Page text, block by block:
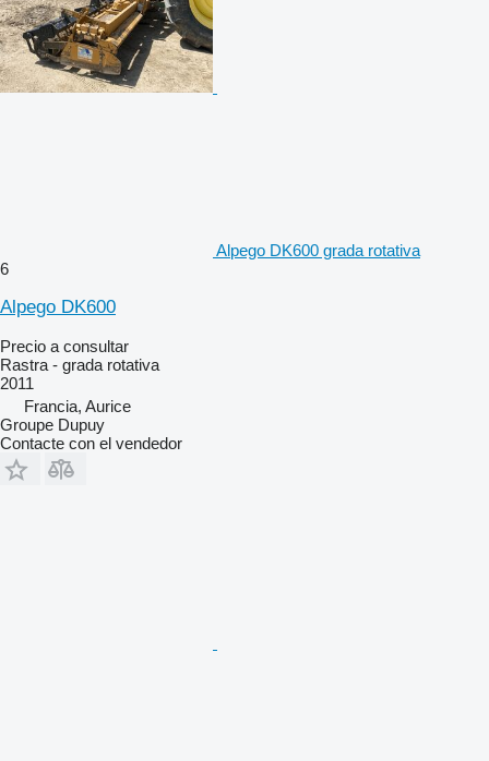
Alpego DK600 grada rotativa
6
Alpego DK600
Precio a consultar
Rastra - grada rotativa
2011
Francia, Aurice
Groupe Dupuy
Contacte con el vendedor